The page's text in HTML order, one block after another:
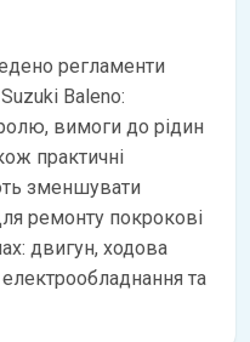
регламенти
Baleno:
вимоги до рідин
практичні
зменшувати
ремонту покрокові
двигун, ходова
електрообладнання та